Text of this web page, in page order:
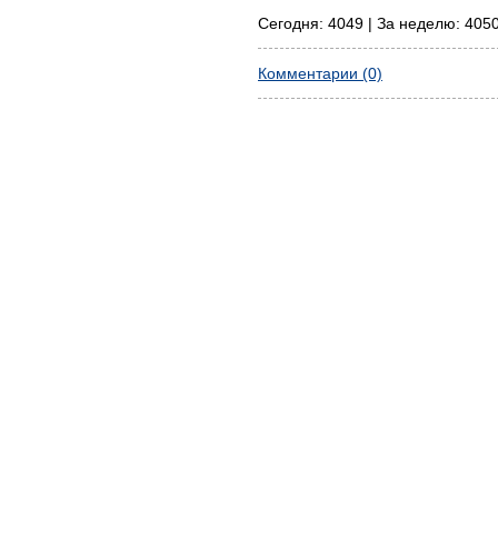
Сегодня: 4049 | За неделю:
Комментарии (0)